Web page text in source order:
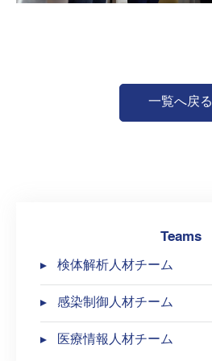
Teams
検体解析人材チーム
感染制御人材チーム
医療情報人材チーム
一覧へ戻る